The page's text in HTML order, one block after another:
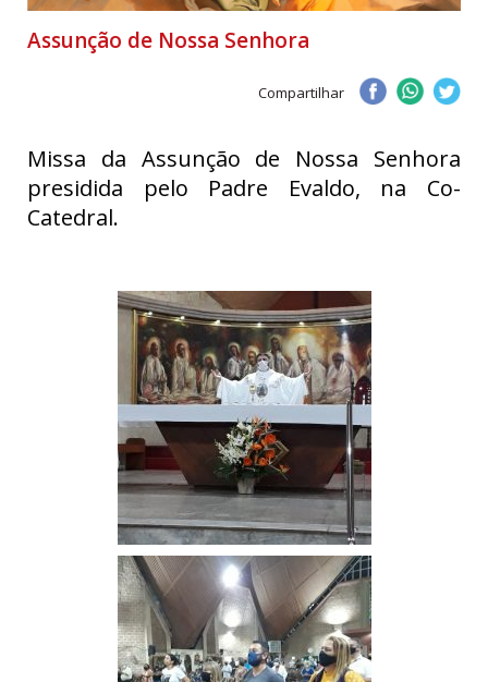
Assunção de Nossa Senhora
Compartilhar
Missa da Assunção de Nossa Senhora
presidida pelo Padre Evaldo, na Co-
Catedral.